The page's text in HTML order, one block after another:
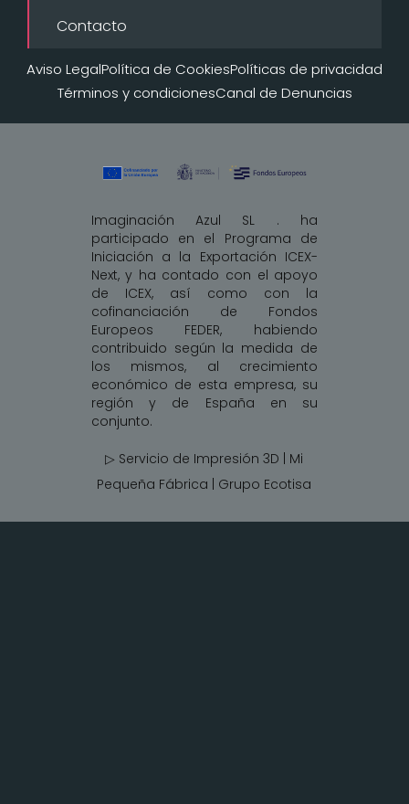
Contacto
Aviso LegalPolítica de CookiesPolíticas de privacidad
Términos y condicionesCanal de Denuncias
Imaginación Azul SL . ha
participado en el Programa de
Iniciación a la Exportación ICEX-
Next, y ha contado con el apoyo
de ICEX, así como con la
cofinanciación de Fondos
Europeos FEDER, habiendo
contribuido según la medida de
los mismos, al crecimiento
económico de esta empresa, su
región y de España en su
conjunto.
▷ Servicio de Impresión 3D | Mi
Pequeña Fábrica | Grupo Ecotisa